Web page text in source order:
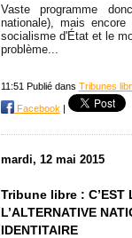
Vaste programme
nationale), mais
socialisme d'État et le
problème...
11:51 Publié dans Tribunes
Facebook |
mardi, 12 mai 2015
Tribune libre : C’EST
L’ALTERNATIVE
IDENTITAIRE